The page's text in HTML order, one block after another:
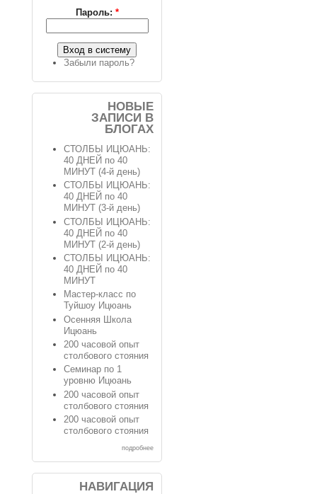
Пароль: *
Забыли пароль?
НОВЫЕ
ЗАПИСИ В
БЛОГАХ
СТОЛБЫ ИЦЮАНЬ:
40 ДНЕЙ по 40
МИНУТ (4-й день)
СТОЛБЫ ИЦЮАНЬ:
40 ДНЕЙ по 40
МИНУТ (3-й день)
СТОЛБЫ ИЦЮАНЬ:
40 ДНЕЙ по 40
МИНУТ (2-й день)
СТОЛБЫ ИЦЮАНЬ:
40 ДНЕЙ по 40
МИНУТ
Мастер-класс по
Туйшоу Ицюань
Осенняя Школа
Ицюань
200 часовой опыт
столбового стояния
Семинар по 1
уровню Ицюань
200 часовой опыт
столбового стояния
200 часовой опыт
столбового стояния
подробнее
НАВИГАЦИЯ